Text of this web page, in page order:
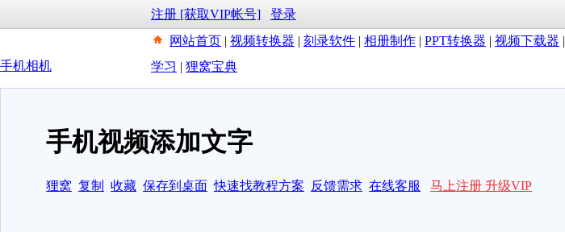
注册 [获取VIP帐号]
登录
网站首页 | 视频转换器 | 刻录软件 | 相册制作 | PPT转换器 | 视频下载器 |
学习 | 狸窝宝典
手机相机
手机视频添加文字
狸窝 复制 收藏 保存到桌面 快速找教程方案 反馈需求 在线客服 马上注册 升级VIP